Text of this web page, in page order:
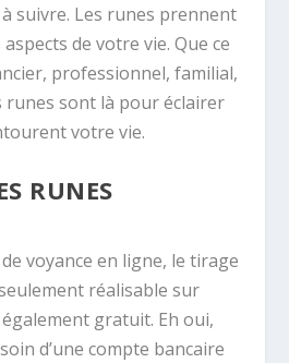
suivre. Les runes prennent
de votre vie. Que ce
professionnel, familial,
runes sont là pour éclairer
votre vie.
RUNES
voyance en ligne, le tirage
réalisable sur
gratuit. Eh oui,
d’une compte bancaire